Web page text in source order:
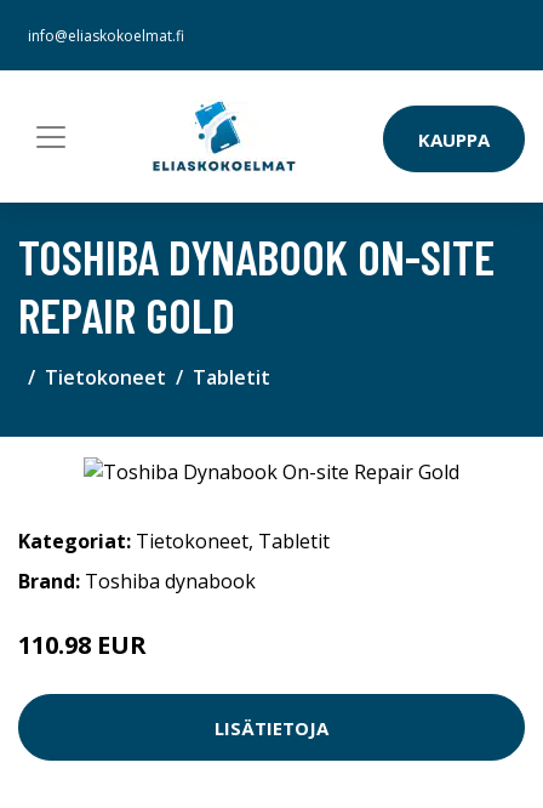
info@eliaskokoelmat.fi
KAUPPA
TOSHIBA DYNABOOK ON-SITE
REPAIR GOLD
Tietokoneet Tabletit
Kategoriat: Tietokoneet, Tabletit
Brand: Toshiba dynabook
110.98 EUR
LISÄTIETOJA